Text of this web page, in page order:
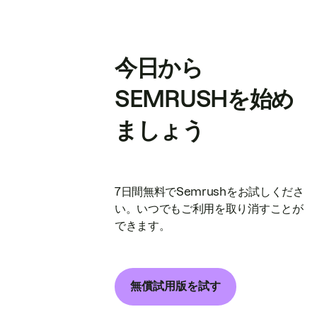
今日から
SEMRUSHを始め
ましょう
7日間無料でSemrushをお試しくださ
い。いつでもご利用を取り消すことが
できます。
無償試用版を試す